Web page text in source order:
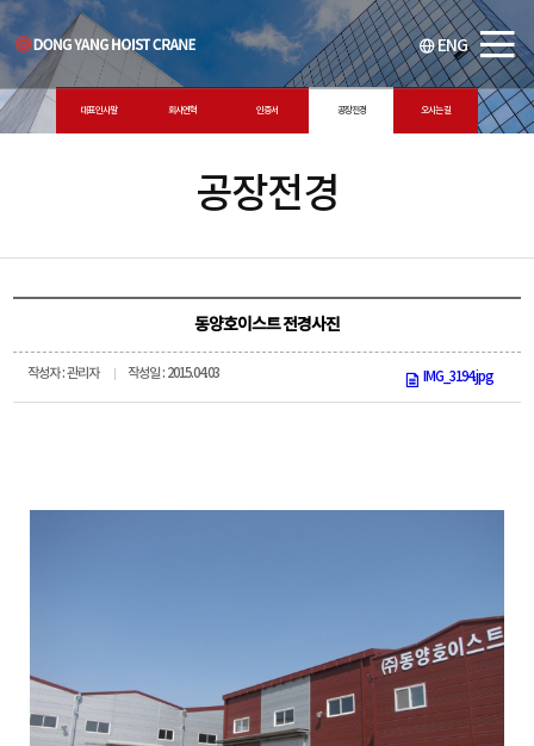
ENG
대표 인사말 회사연혁 인증서 공장전경 오시는 길
공장전경
동양호이스트 전경사진
작성자 : 관리자 작성일 : 2015.04.03 IMG_3194.jpg